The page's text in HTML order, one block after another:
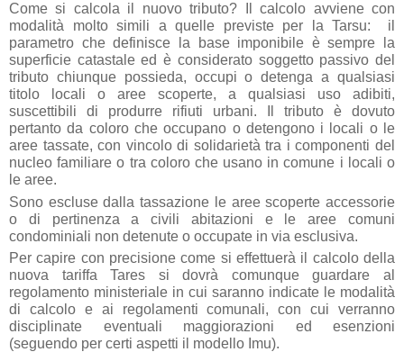
Come si calcola il nuovo tributo?
Il calcolo avviene con
modalità molto simili a quelle previste per la Tarsu: il
parametro che definisce la base imponibile è sempre la
superficie catastale ed è considerato soggetto passivo del
tributo chiunque possieda, occupi o detenga a qualsiasi
titolo locali o aree scoperte, a qualsiasi uso adibiti,
suscettibili di produrre rifiuti urbani. Il tributo è dovuto
pertanto da coloro che occupano o detengono i locali o le
aree tassate, con vincolo di solidarietà tra i componenti del
nucleo familiare o tra coloro che usano in comune i locali o
le aree.
Sono escluse dalla tassazione le aree scoperte accessorie
o di pertinenza a civili abitazioni e le aree comuni
condominiali non detenute o occupate in via esclusiva.
Per capire con precisione come si effettuerà il calcolo della
nuova tariffa Tares si dovrà comunque guardare al
regolamento ministeriale in cui saranno indicate le modalità
di calcolo e ai regolamenti comunali, con cui verranno
disciplinate eventuali maggiorazioni ed esenzioni
(seguendo per certi aspetti il modello Imu).